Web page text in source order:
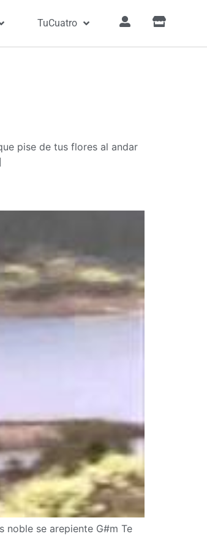
TuCuatro
pise de tus flores al andar
noble se arepiente G#m Te